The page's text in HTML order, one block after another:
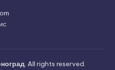
. All rights reserved.